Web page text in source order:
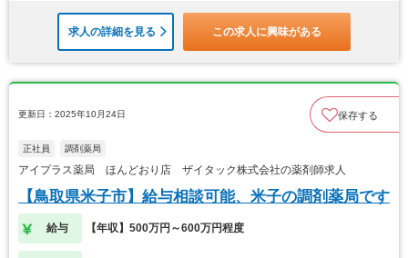
求人の詳細を見る この求人に興味がある
更新日：2025年10月24日 保存する
正社員 調剤薬局
アイプラス薬局 ほんどおり店 ザイタック株式会社の薬剤師求人
【鳥取県米子市】給与相談可能、米子の調剤薬局です
給与 【年収】500万円～600万円程度